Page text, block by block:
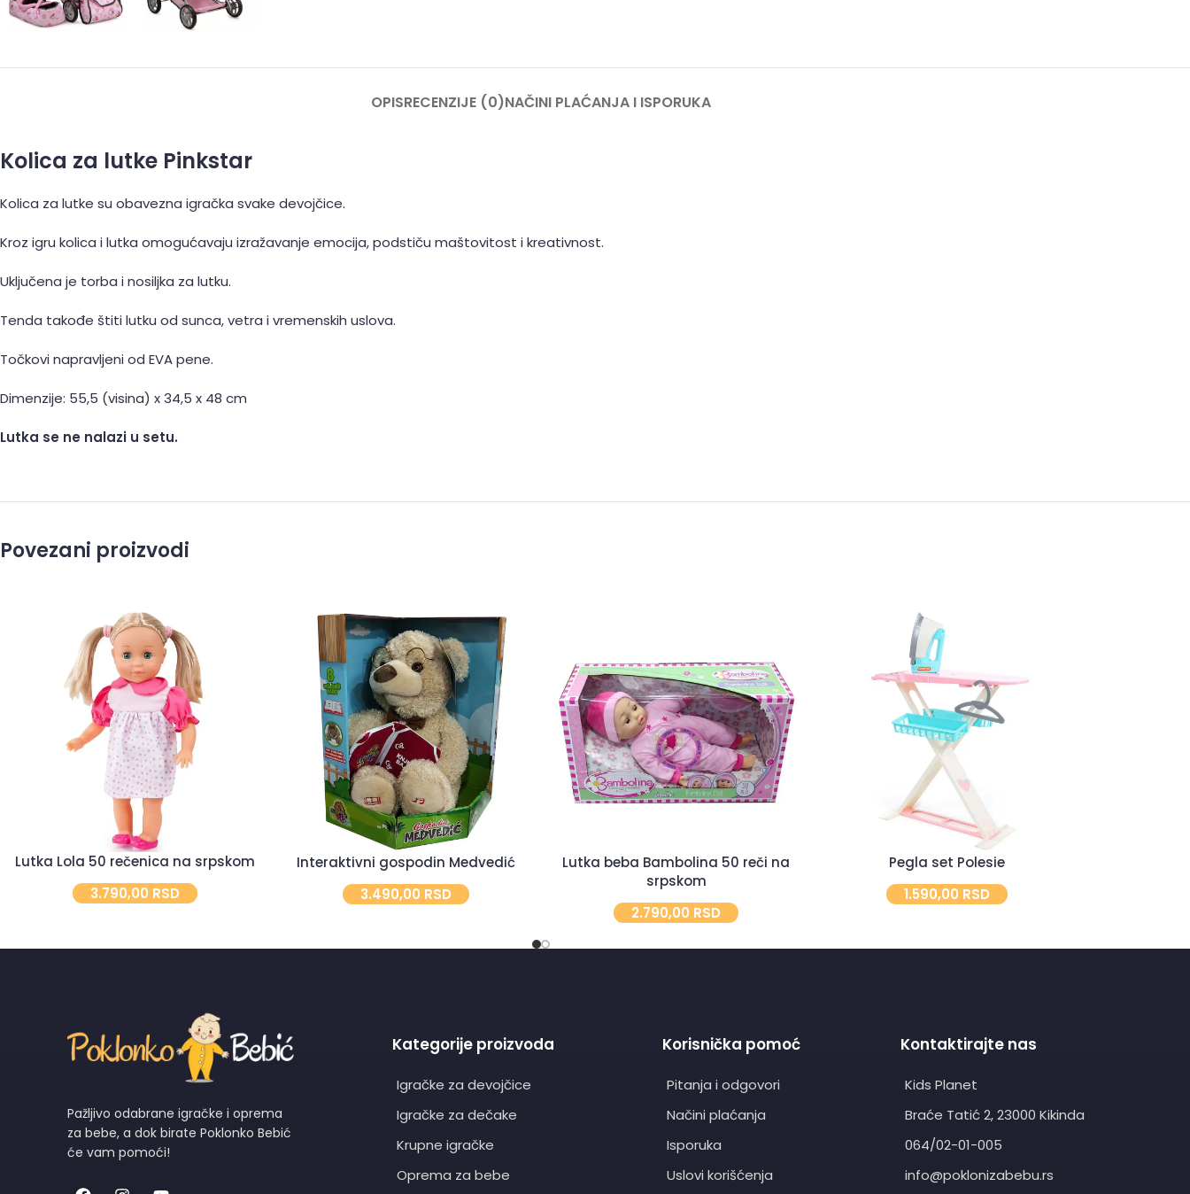
OPISRECENZIJE (0)NAČINI PLAĆANJA I ISPORUKA
Kolica za lutke Pinkstar
Kolica za lutke su obavezna igračka svake devojčice.
Kroz igru kolica i lutka omogućavaju izražavanje emocija, podstiču maštovitost i kreativnost.
Uključena je torba i nosiljka za lutku.
Tenda takođe štiti lutku od sunca, vetra i vremenskih uslova.
Točkovi napravljeni od EVA pene.
Dimenzije: 55,5 (visina) x 34,5 x 48 cm
Lutka se ne nalazi u setu.
Povezani proizvodi
Lutka Lola 50 rečenica na srpskom
3.790,00 RSD
Interaktivni gospodin Medvedić
3.490,00 RSD
Lutka beba Bambolina 50 reči na
srpskom
2.790,00 RSD
Pegla set Polesie
1.590,00 RSD
Pažljivo odabrane igračke i oprema
za bebe, a dok birate Poklonko Bebić
će vam pomoći!
Kategorije proizvoda
Igračke za devojčice
Igračke za dečake
Krupne igračke
Oprema za bebe
Korisnička pomoć
Pitanja i odgovori
Načini plaćanja
Isporuka
Uslovi korišćenja
Kontaktirajte nas
Kids Planet
Braće Tatić 2, 23000 Kikinda
064/02-01-005
info@poklonizabebu.rs